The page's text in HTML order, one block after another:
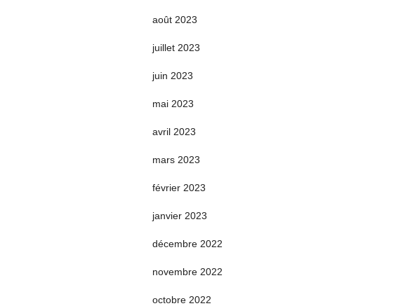
août 2023
juillet 2023
juin 2023
mai 2023
avril 2023
mars 2023
février 2023
janvier 2023
décembre 2022
novembre 2022
octobre 2022